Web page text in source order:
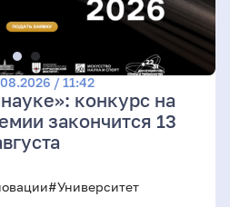
/ 11:42
конкурс на
закончится 13
#Университет